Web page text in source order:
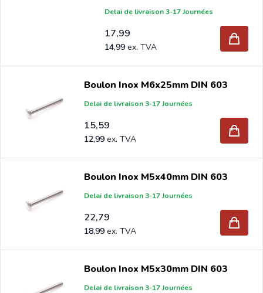
Delai de livraison 3-17 Journées
17,99
14,99
Boulon Inox M6x25mm DIN 603
Delai de livraison 3-17 Journées
15,59
12,99
Boulon Inox M5x40mm DIN 603
Delai de livraison 3-17 Journées
22,79
18,99
Boulon Inox M5x30mm DIN 603
Delai de livraison 3-17 Journées